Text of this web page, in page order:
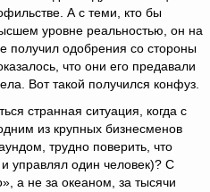
А с теми, кто бы
уровне реальностью, он на
получил одобрения со стороны
что они его предавали
Вот такой получился конфуз.
странная ситуация, когда с
из крупных бизнесменов
трудно поверить, что
управлял один человек)? С
а не за океаном, за тысячи